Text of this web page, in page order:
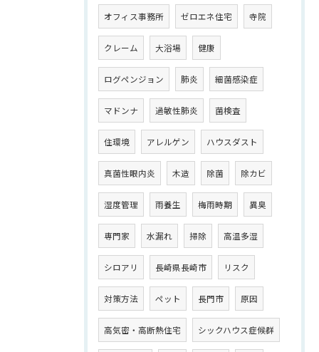
オフィス事務所 ゼロエネ住宅 寺院
クレーム 大浴場 健康
ログペンジョン 肺炎 細菌感染症
マドンナ 過敏性肺炎 菌検査
住環境 アレルゲン ハウスダスト
真菌性眼内炎 木造 除菌 除カビ
湿度管理 雨養生 梅雨時期 異臭
専門家 水漏れ 掃除 高温多湿
シロアリ 長崎県長崎市 リスク
対策方法 ペット 長門市 原因
高気密・高断熱住宅 シックハウス症候群